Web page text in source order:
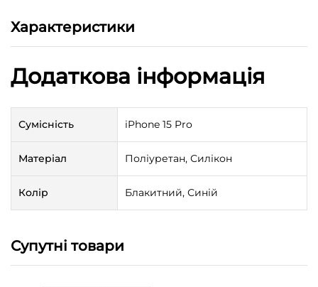
Характеристики
Додаткова інформація
Сумісність iPhone 15 Pro
Матеріал Поліуретан, Силікон
Колір Блакитний, Синій
Супутні товари